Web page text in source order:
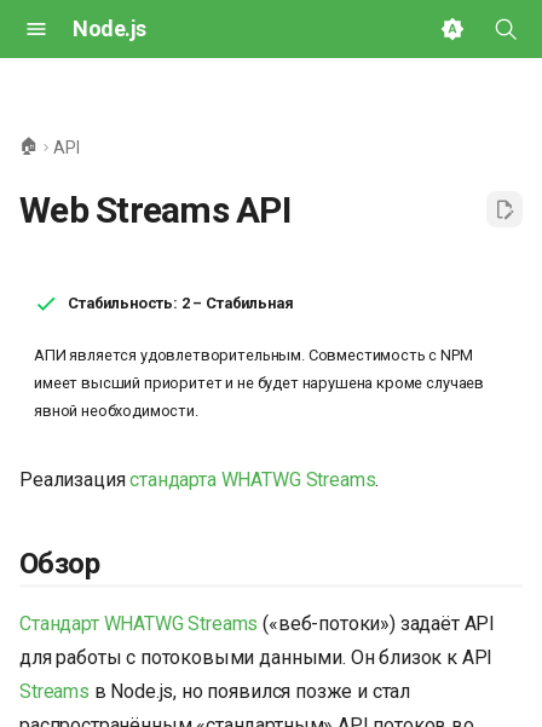
Node.js
ц
а
и
о
🏠 API
Web Streams API
Стабильность: 2 – Стабильная
АПИ является удовлетворительным. Совместимость с NPM
имеет высший приоритет и не будет нарушена кроме случаев
явной необходимости.
Реализациястандарта WHATWG Streams.
Обзор
Стандарт WHATWG Streams («веб-потоки») задаёт API
для работы с потоковыми данными. Он близок к API
Streams в Node.js, но появился позже и стал